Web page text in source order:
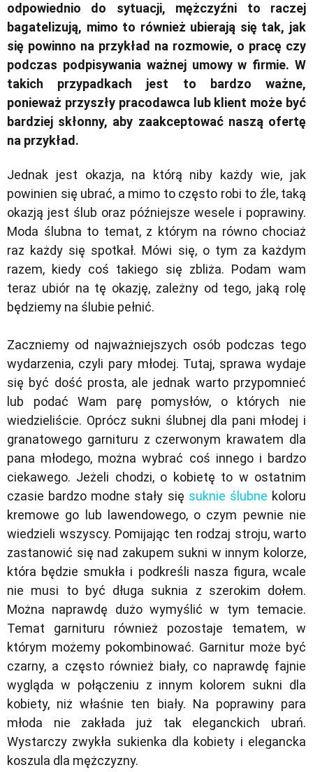
odpowiednio do sytuacji, mężczyźni to raczej
bagatelizują, mimo to również ubierają się tak, jak
się powinno na przykład na rozmowie, o pracę czy
podczas podpisywania ważnej umowy w firmie. W
takich przypadkach jest to bardzo ważne,
ponieważ przyszły pracodawca lub klient może być
bardziej skłonny, aby zaakceptować naszą ofertę
na przykład.
Jednak jest okazja, na którą niby każdy wie, jak
powinien się ubrać, a mimo to często robi to źle, taką
okazją jest ślub oraz późniejsze wesele i poprawiny.
Moda ślubna to temat, z którym na równo chociaż
raz każdy się spotkał. Mówi się, o tym za każdym
razem, kiedy coś takiego się zbliża. Podam wam
teraz ubiór na tę okazję, zależny od tego, jaką rolę
będziemy na ślubie pełnić.
Zaczniemy od najważniejszych osób podczas tego
wydarzenia, czyli pary młodej. Tutaj, sprawa wydaje
się być dość prosta, ale jednak warto przypomnieć
lub podać Wam parę pomysłów, o których nie
wiedzieliście. Oprócz sukni ślubnej dla pani młodej i
granatowego garnituru z czerwonym krawatem dla
pana młodego, można wybrać coś innego i bardzo
ciekawego. Jeżeli chodzi, o kobietę to w ostatnim
czasie bardzo modne stały się suknie ślubne koloru
kremowe go lub lawendowego, o czym pewnie nie
wiedzieli wszyscy. Pomijając ten rodzaj stroju, warto
zastanowić się nad zakupem sukni w innym kolorze,
która będzie smukła i podkreśli nasza figura, wcale
nie musi to być długa suknia z szerokim dołem.
Można naprawdę dużo wymyślić w tym temacie.
Temat garnituru również pozostaje tematem, w
którym możemy pokombinować. Garnitur może być
czarny, a często również biały, co naprawdę fajnie
wygląda w połączeniu z innym kolorem sukni dla
kobiety, niż właśnie ten biały. Na poprawiny para
młoda nie zakłada już tak eleganckich ubrań.
Wystarczy zwykła sukienka dla kobiety i elegancka
koszula dla mężczyzny.